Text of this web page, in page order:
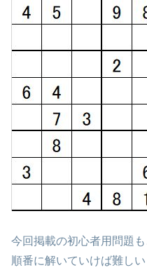
今回掲載の初心者用問題
順番に解いていけば難し